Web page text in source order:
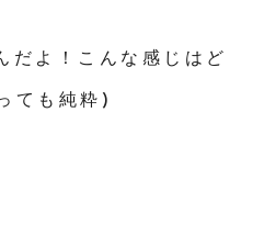
だよ！こんな感じはど
ても純粋)